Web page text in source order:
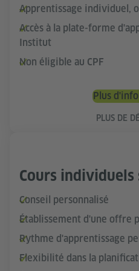
Apprentissage individuel,
Accès à la plate-forme
Institut
Non éligible au CPF
Plus
PLUS DE
Cours individuels
Conseil personnalisé
Établissement d'une offre
Rythme d'apprentissage
Flexibilité dans la